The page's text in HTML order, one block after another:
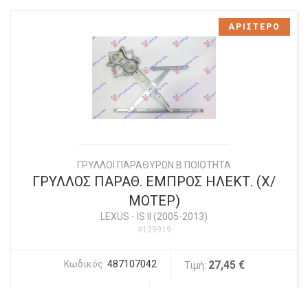
ΓΡΥΛΛΟΙ ΠΑΡΑΘΥΡΩΝ Β ΠΟΙΟΤΗΤΑ
ΓΡΥΛΛΟΣ ΠΑΡΑΘ. ΕΜΠΡΟΣ ΗΛΕΚΤ. (Χ/
ΜΟΤΕΡ)
LEXUS - IS II (2005-2013)
#129919
Κωδικός: 487107042 Τιμή: 27,45 €
ΑΡΙΣΤΕΡΟ